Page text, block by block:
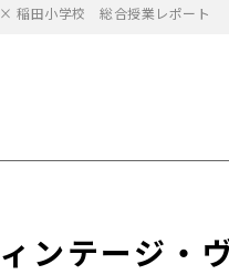
× 稲田小学校 総合授業レポート
ンテージ・